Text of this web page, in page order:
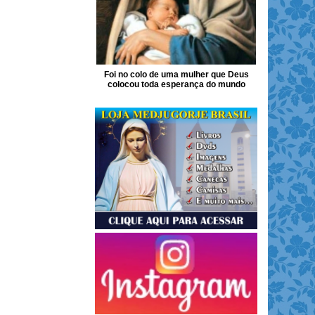
Foi no colo de uma mulher que Deus
colocou toda esperança do mundo